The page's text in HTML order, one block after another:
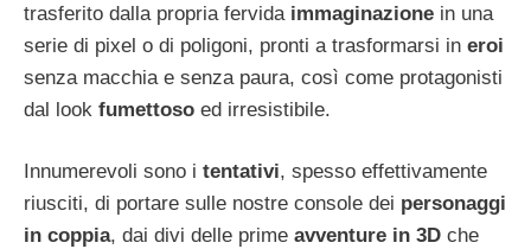
trasferito dalla propria fervida immaginazione in una
serie di pixel o di poligoni, pronti a trasformarsi in eroi
senza macchia e senza paura, così come protagonisti
dal look fumettoso ed irresistibile.
Innumerevoli sono i tentativi, spesso effettivamente
riusciti, di portare sulle nostre console dei personaggi
in coppia, dai divi delle prime avventure in 3D che